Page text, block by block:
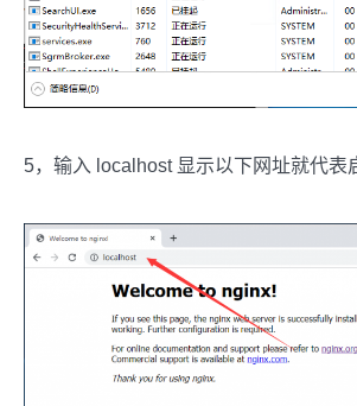
5，输入 localhost 显示以下网址就代表